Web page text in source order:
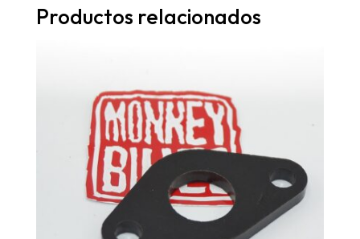
Productos relacionados